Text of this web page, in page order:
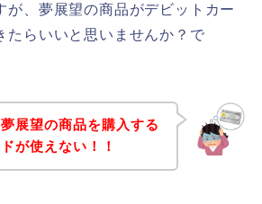
が、夢展望の商品がデビットカー
たらいいと思いませんか？で
展望の商品を購入する
が使えない！！